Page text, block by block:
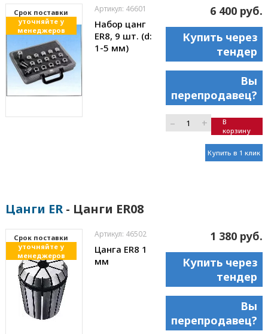
Cрок поставки
уточняйте у
менеджеров
Артикул: 46601
Набор цанг
ER8, 9 шт. (d:
1-5 мм)
6 400 руб.
Купить через
тендер
Вы
перепродавец?
– +
В
корзину
Купить в 1 клик
Цанги ER- Цанги ER08
Cрок поставки
уточняйте у
менеджеров
Артикул: 46502
Цанга ER8 1
мм
1 380 руб.
Купить через
тендер
Вы
перепродавец?